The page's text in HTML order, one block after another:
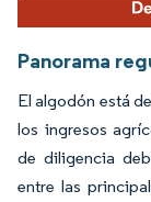
Panorama
El algodón está
los ingresos
de diligencia
entre las